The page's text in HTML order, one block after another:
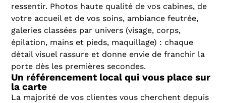
ressentir. Photos haute qualité de vos cabines, de
votre accueil et de vos soins, ambiance feutrée,
galeries classées par univers (visage, corps,
épilation, mains et pieds, maquillage) : chaque
détail visuel rassure et donne envie de franchir la
porte dès les premières secondes.
Un référencement local qui vous place sur
la carte
La majorité de vos clientes vous cherchent depuis